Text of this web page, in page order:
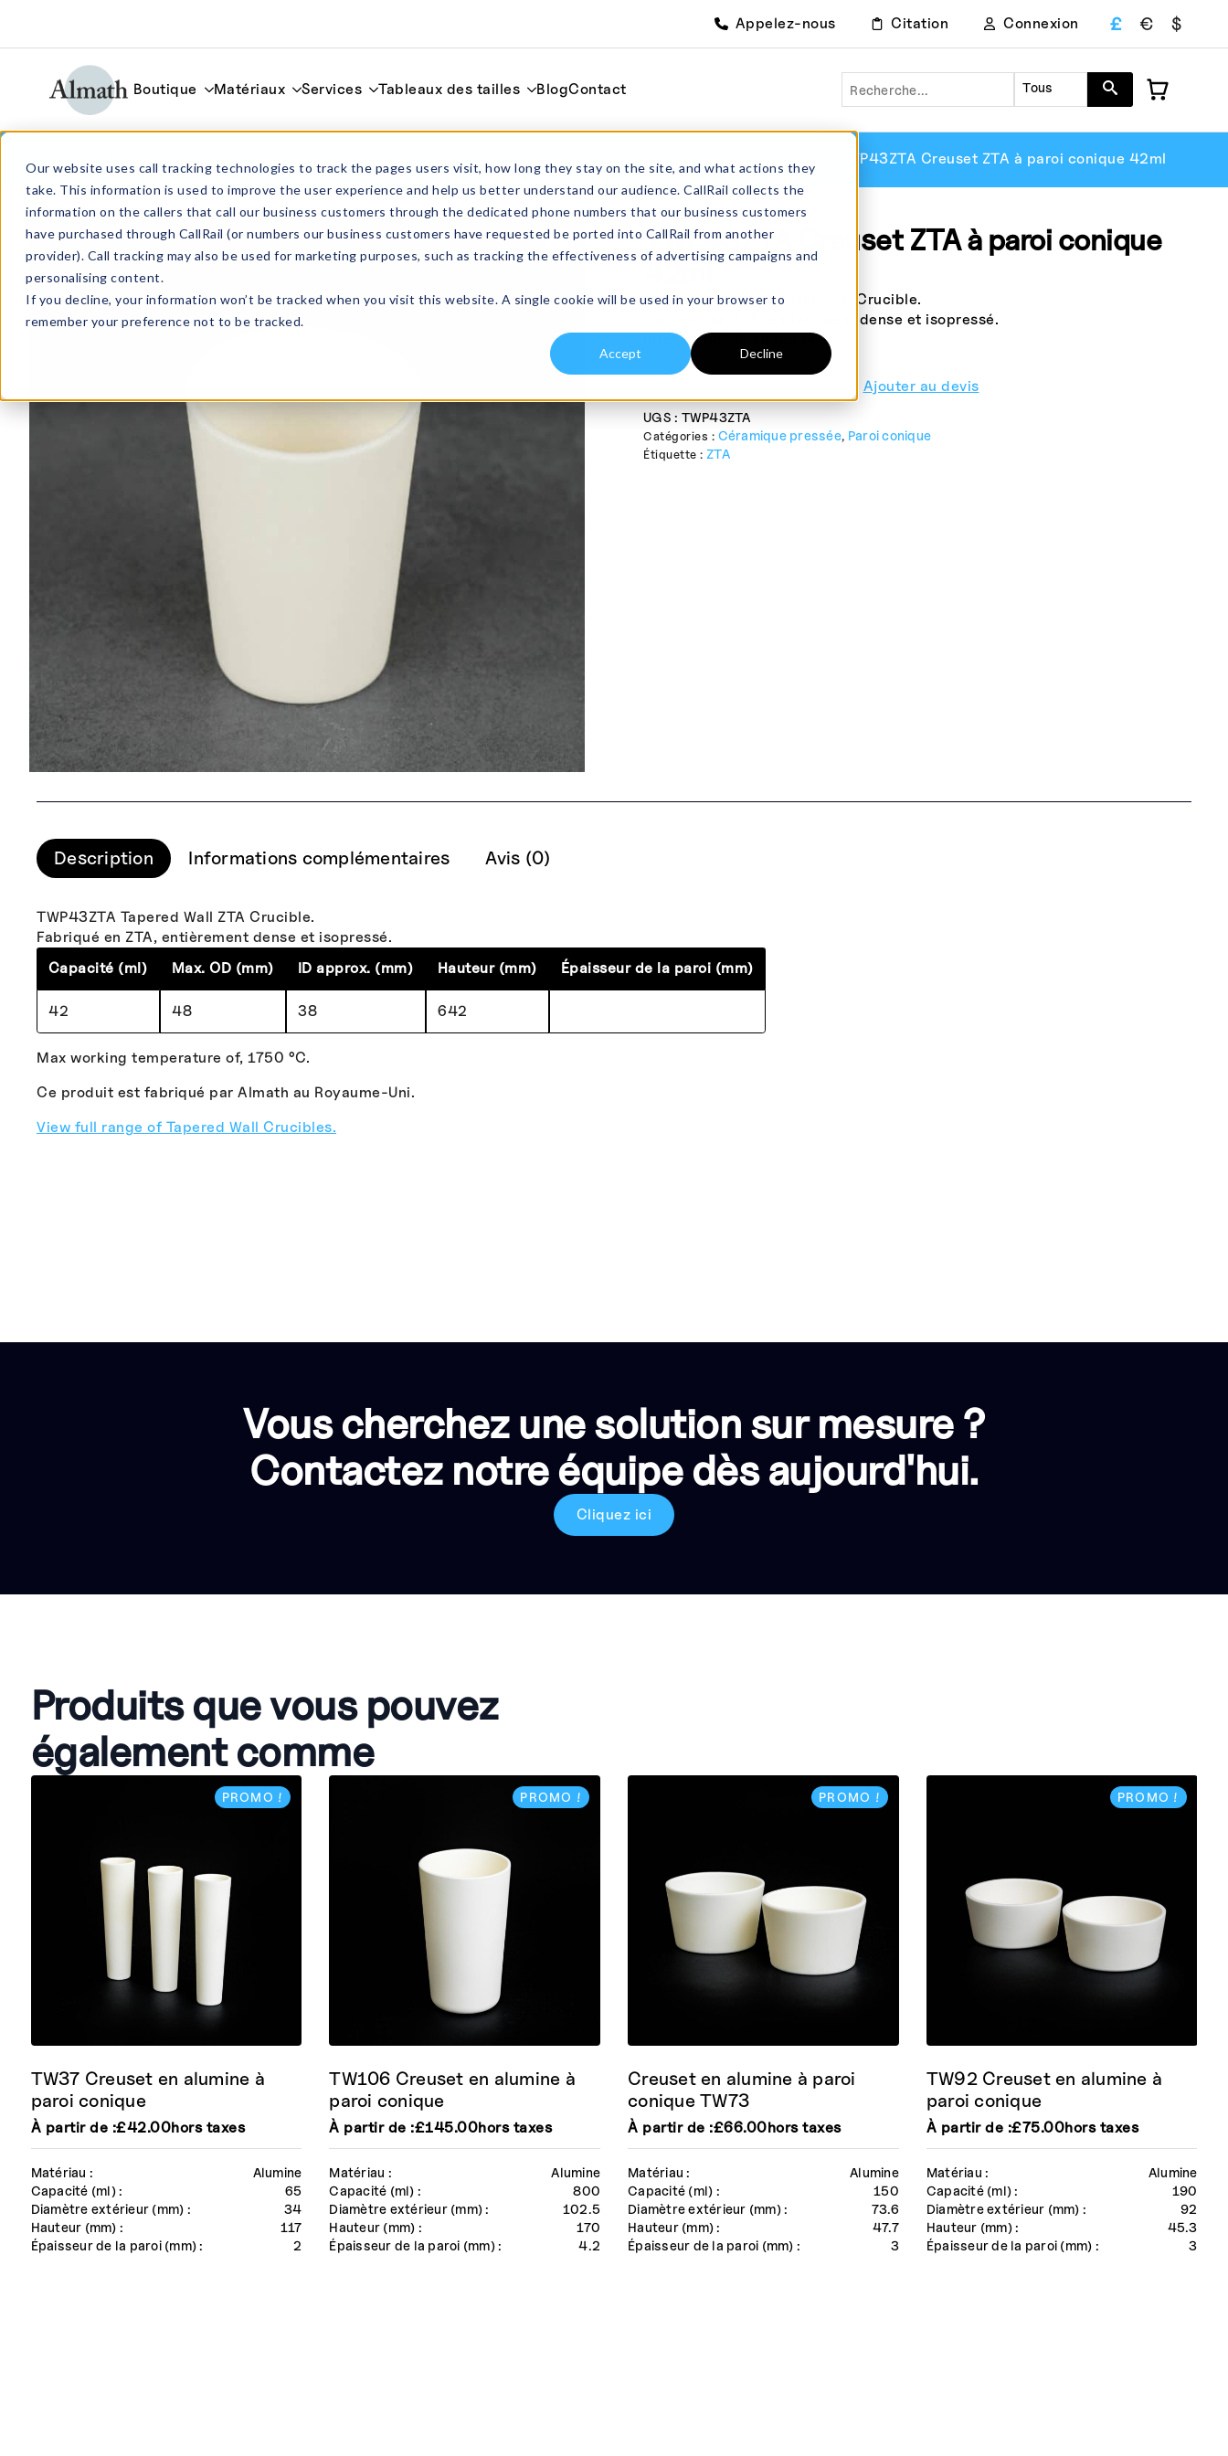
Our website uses call tracking technologies to track the pages users visit, how long they stay on the site, and what actions they
take. This information is used to improve the user experience and help us better understand our audience. CallRail collects the
information on the callers that call our business customers through the dedicated phone numbers that our business customers
have purchased through CallRail (or numbers our business customers have requested be ported into CallRail from another
provider). Call tracking may also be used for marketing purposes, such as tracking the effectiveness of advertising campaigns and
personalising content.
If you decline, your information won’t be tracked when you visit this website. A single cookie will be used in your browser to
remember your preference not to be tracked.
Accept Decline
Appelez-nous Citation Connexion £ € $
Boutique Matériaux Services Tableaux des tailles BlogContact Recherche Tous
TWP43ZTA Creuset ZTA à paroi conique 42ml TWP43ZTA Creuset ZTA à paroi conique 42ml
TWP43ZTA Creuset ZTA à paroi conique
TWP43ZTA Tapered Wall ZTA Crucible.
Fabriqué en ZTA, entièrement dense et isopressé.
Price available on request.
Ajouter au devis
UGS : TWP43ZTA
Catégories : Céramique pressée, Paroi conique
Étiquette : ZTA
Description Informations complémentaires Avis (0)
TWP43ZTA Tapered Wall ZTA Crucible.
Fabriqué en ZTA, entièrement dense et isopressé.
Capacité (ml)
Max. OD (mm) ID approx. (mm) Hauteur (mm) Épaisseur de la paroi (mm)
42 48 38 642
Max working temperature of, 1750 °C.
Ce produit est fabriqué par Almath au Royaume-Uni.
View full range of Tapered Wall Crucibles.
Vous cherchez une solution sur mesure ?
Contactez notre équipe dès aujourd'hui.
Cliquez ici
Produits que vous pouvez
également comme
PROMO !
Matériau :
Alumine
Capacité (ml) :
65
Diamètre extérieur (mm) :
34
Hauteur (mm) :
117
Épaisseur de la paroi (mm) :
2
TW37 Creuset en alumine à
paroi conique
À partir de :£42.00hors taxes
PROMO !
Matériau :
Alumine
Capacité (ml) :
800
Diamètre extérieur (mm) :
102.5
Hauteur (mm) :
170
Épaisseur de la paroi (mm) :
4.2
TW106 Creuset en alumine à
paroi conique
À partir de :£145.00hors taxes
PROMO !
Matériau :
Alumine
Capacité (ml) :
150
Diamètre extérieur (mm) :
73.6
Hauteur (mm) :
47.7
Épaisseur de la paroi (mm) :
3
Creuset en alumine à paroi
conique TW73
À partir de :£66.00hors taxes
PROMO !
Matériau :
Alumine
Capacité (ml) :
190
Diamètre extérieur (mm) :
92
Hauteur (mm) :
45.3
Épaisseur de la paroi (mm) :
3
TW92 Creuset en alumine à
paroi conique
À partir de :£75.00hors taxes